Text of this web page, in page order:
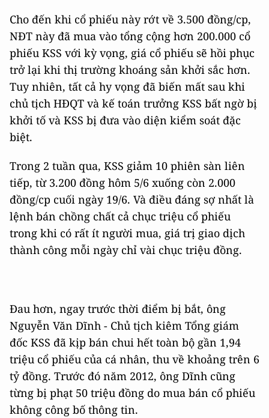
Cho đến khi cổ phiếu này rớt về 3.500 đồng/cp,
NĐT này đã mua vào tổng cộng hơn 200.000 cổ
phiếu KSS với kỳ vọng, giá cổ phiếu sẽ hồi phục
trở lại khi thị trường khoáng sản khởi sắc hơn.
Tuy nhiên, tất cả hy vọng đã biến mất sau khi
chủ tịch HĐQT và kế toán trưởng KSS bất ngờ bị
khởi tố và KSS bị đưa vào diện kiểm soát đặc
biệt.
Trong 2 tuần qua, KSS giảm 10 phiên sàn liên
tiếp, từ 3.200 đồng hôm 5/6 xuống còn 2.000
đồng/cp cuối ngày 19/6. Và điều đáng sợ nhất là
lệnh bán chồng chất cả chục triệu cổ phiếu
trong khi có rất ít người mua, giá trị giao dịch
thành công mỗi ngày chỉ vài chục triệu đồng.
Đau hơn, ngay trước thời điểm bị bắt, ông
Nguyễn Văn Dĩnh - Chủ tịch kiêm Tổng giám
đốc KSS đã kịp bán chui hết toàn bộ gần 1,94
triệu cổ phiếu của cá nhân, thu về khoảng trên 6
tỷ đồng. Trước đó năm 2012, ông Dĩnh cũng
từng bị phạt 50 triệu đồng do mua bán cổ phiếu
không công bố thông tin.